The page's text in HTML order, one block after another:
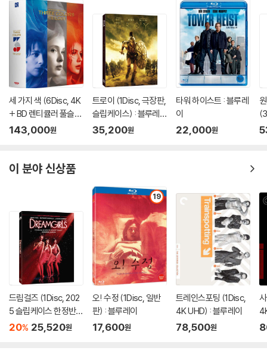
세 가지 색 (6Disc, 4K
+ BD 렌티큘러 풀슬립
트릴로지 박스 한정판)
143,000원
트로이 (1Disc, 극장판,
슬립케이스) : 블루레
이
35,200원
타워 하이스트 : 블루레
이
22,000원
이 분야 신상품
드림걸즈 (1Disc, 202
5 슬립케이스 한정반 B
D) : 블루레이
20% 25,520원
19
오! 수정 (1Disc, 일반
판) : 블루레이
17,600원
트레인스포팅 (1Disc,
4K UHD) : 블루레이
78,500원